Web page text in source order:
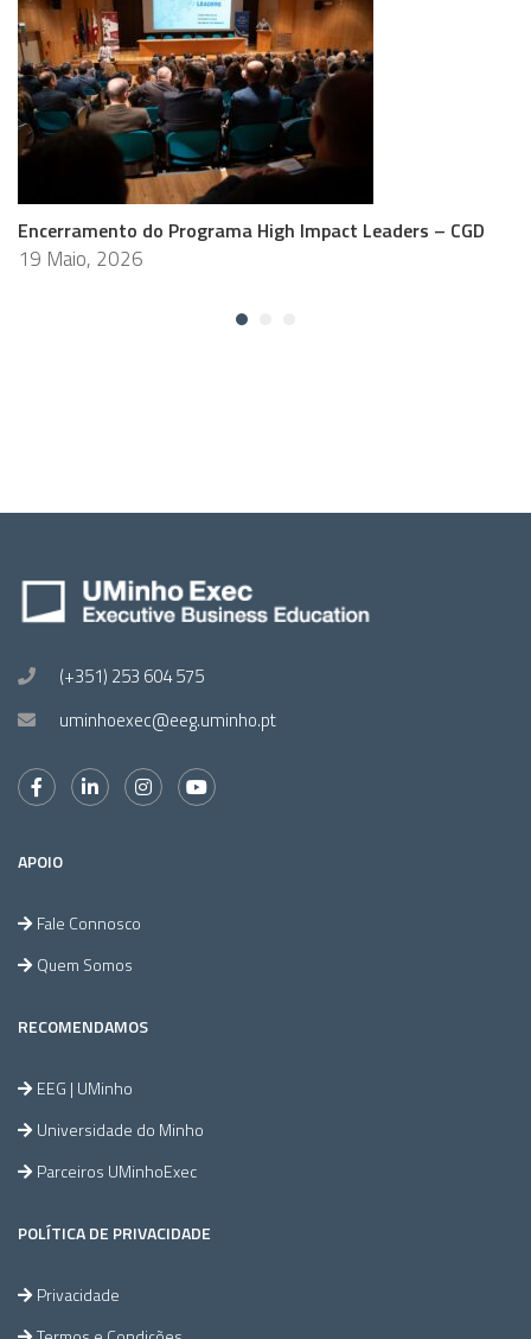
Encerramento do Programa High Impact Leaders – CGD
19 Maio, 2026
(+351) 253 604 575
uminhoexec@eeg.uminho.pt
APOIO
Fale Connosco
Quem Somos
RECOMENDAMOS
EEG | UMinho
Universidade do Minho
Parceiros UMinhoExec
POLÍTICA DE PRIVACIDADE
Privacidade